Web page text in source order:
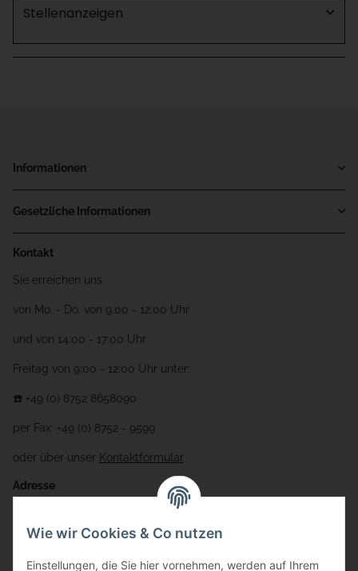
Stellenanzeigen
Informationen
Gesetzliche Informationen
Kontakt
Sie erreichen uns
von Mo. - Do. von 9:00 - 12:00 Uhr
und von 14:00 - 17:00 Uhr
Freitag von 9:00 - 12:00 Uhr unter:
☎️ +49 (0) 8752 8658090
per Fax: +49 (0) 8752 - 9599
oder über unser Kontaktformular
Adresse
Gewerbering 17
Wie wir Cookies & Co nutzen
Einstellungen, die Sie hier vornehmen, werden auf Ihrem